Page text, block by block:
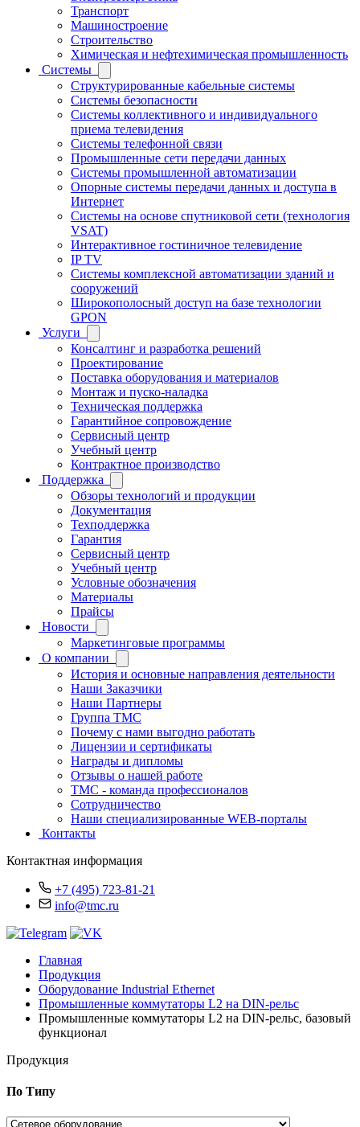
Транспорт
Машиностроение
Строительство
Химическая и нефтехимическая промышленность
Системы
Структурированные кабельные системы
Системы безопасности
Системы коллективного и индивидуального
приема телевидения
Системы телефонной связи
Промышленные сети передачи данных
Системы промышленной автоматизации
Опорные системы передачи данных и доступа в
Интернет
Системы на основе спутниковой сети (технология
VSAT)
Интерактивное гостиничное телевидение
IP TV
Системы комплексной автоматизации зданий и
сооружений
Широкополосный доступ на базе технологии
GPON
Услуги
Консалтинг и разработка решений
Проектирование
Поставка оборудования и материалов
Монтаж и пуско-наладка
Техническая поддержка
Гарантийное сопровождение
Сервисный центр
Учебный центр
Контрактное производство
Поддержка
Обзоры технологий и продукции
Документация
Техподдержка
Гарантия
Сервисный центр
Учебный центр
Условные обозначения
Материалы
Прайсы
Новости
Маркетинговые программы
О компании
История и основные направления деятельности
Наши Заказчики
Наши Партнеры
Группа ТМС
Почему с нами выгодно работать
Лицензии и сертификаты
Награды и дипломы
Отзывы о нашей работе
TMC - команда профессионалов
Сотрудничество
Наши специализированные WEB-порталы
Контакты
Контактная информация
+7 (495) 723-81-21
info@tmc.ru
Главная
Продукция
Оборудование Industrial Ethernet
Промышленные коммутаторы L2 на DIN-рельс
Промышленные коммутаторы L2 на DIN-рельс, базовый
функционал
Продукция
По Типу